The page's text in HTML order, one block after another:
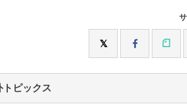
トピックス